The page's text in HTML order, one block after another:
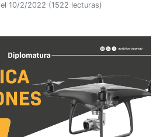
el 10/2/2022 (1522 lecturas)